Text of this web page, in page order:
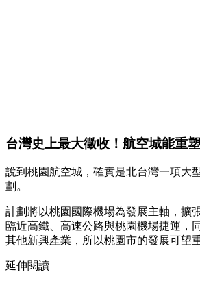
台灣史上最大徵收！航空城能重
說到桃園航空城，確實是北台灣一項大
劃。
計劃將以桃園國際機場為發展主軸，擴
臨近高鐵、高速公路與桃園機場捷運，
其他新興產業，所以桃園市的發展可望重
延伸閱讀